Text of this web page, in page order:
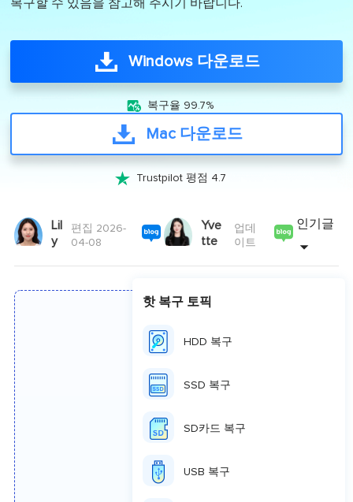
복구할 수 있음을 참고해 주시기 바랍니다.
Windows 다운로드
 복구율 99.7%
Mac 다운로드
 Trustpilot 평점 4.7
Lil
y
편집 2026-
04-08
Yve
tte
업데
이트
인기글
삭제된 파일도 복구 할
은 다음과 같습니다.
방법 1. 휴지통 폴더에서
핫 복구 토픽
HDD 복구
SSD 복구
SD카드 복구
USB 복구